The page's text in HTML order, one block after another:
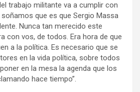
trabajo militante va a cumplir con
que es que Sergio Massa
Nunca tan merecido este
con vos, de todos. Era hora de que
a la política. Es necesario que se
en la vida política, sobre todos
en la mesa la agenda que los
hace tiempo”.